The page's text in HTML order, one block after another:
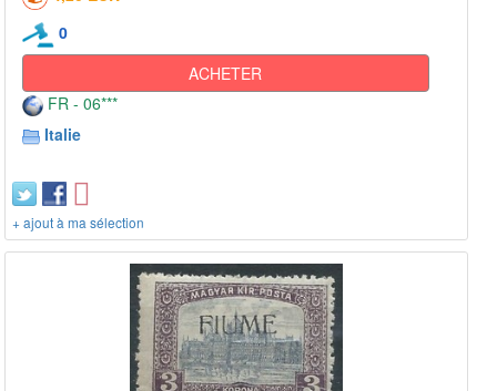
0
ACHETER
FR - 06***
Italie
+ ajout à ma sélection